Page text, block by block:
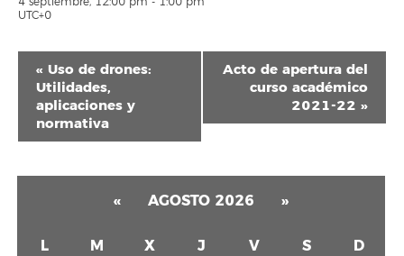
UTC+0
Navegación
del
Evento
« Uso de drones:
Utilidades,
aplicaciones y
normativa
Acto de apertura del
curso académico
2021-22 »
« AGOSTO 2026 »
L M X J V S D